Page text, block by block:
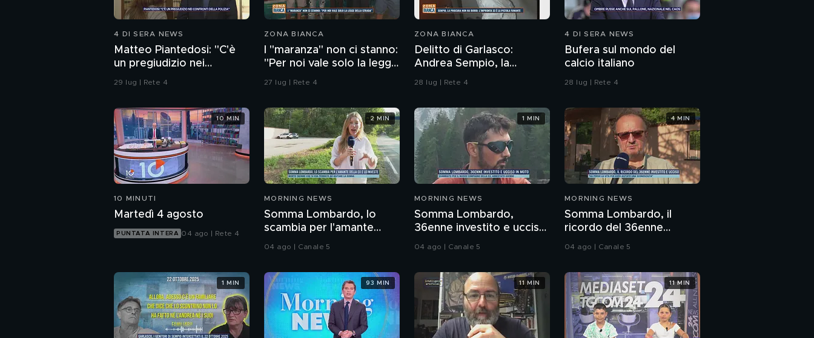
4 DI SERA NEWS
Matteo Piantedosi: "C'è
un pregiudizio nei
confronti della polizia"
29 lug | Rete 4
ZONA BIANCA
I "maranza" non ci stanno:
"Per noi vale solo la legge
della strada"
27 lug | Rete 4
ZONA BIANCA
Delitto di Garlasco:
Andrea Sempio, la
Procura di Pavia non ha
28 lug | Rete 4
4 DI SERA NEWS
Bufera sul mondo del
calcio italiano
28 lug | Rete 4
10 MINUTI
Martedì 4 agosto
PUNTATA INTERA 04 ago | Rete 4
10 MIN
MORNING NEWS
Somma Lombardo, lo
scambia per l'amante
della ex e lo investe
04 ago | Canale 5
2 MIN
MORNING NEWS
Somma Lombardo,
36enne investito e ucciso
in moto
04 ago | Canale 5
1 MIN
MORNING NEWS
Somma Lombardo, il
ricordo del 36enne
investito e ucciso
04 ago | Canale 5
4 MIN
1 MIN 93 MIN 11 MIN 11 MIN